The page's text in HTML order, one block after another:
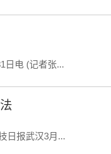
电 (记者张...
报武汉3月...